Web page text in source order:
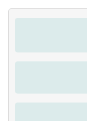
ПОЛЕЗНО